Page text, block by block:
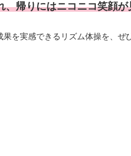
、帰りにはニコニコ笑顔
果を実感できるリズム体操を、ぜ